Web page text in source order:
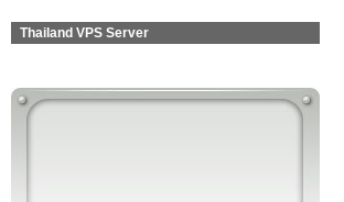
Thailand VPS Server